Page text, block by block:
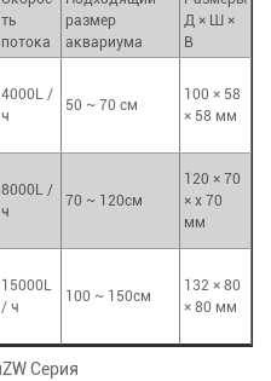
ть
потока
размер
аквариума
Д × Ш ×
В
4000L /
ч
50 ~ 70 см
100 × 58
× 58 мм
8000L /
ч
70 ~ 120см
120 × 70
× x 70
мм
15000L
/ ч
100 ~ 150см
132 × 80
× 80 мм
ZW Серия